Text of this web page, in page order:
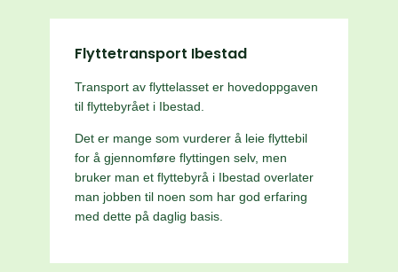
Flyttetransport Ibestad
Transport av flyttelasset er hovedoppgaven
til flyttebyrået i Ibestad.
Det er mange som vurderer å leie flyttebil
for å gjennomføre flyttingen selv, men
bruker man et flyttebyrå i Ibestad overlater
man jobben til noen som har god erfaring
med dette på daglig basis.